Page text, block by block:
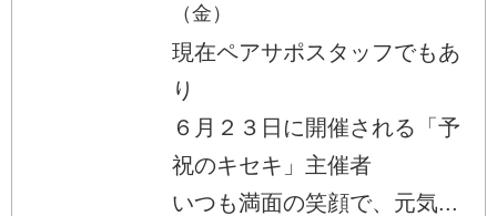
（金）
現在ペアサポスタッフでもあ
り
６月２３日に開催される「予
祝のキセキ」主催者
いつも満面の笑顔で、元気...